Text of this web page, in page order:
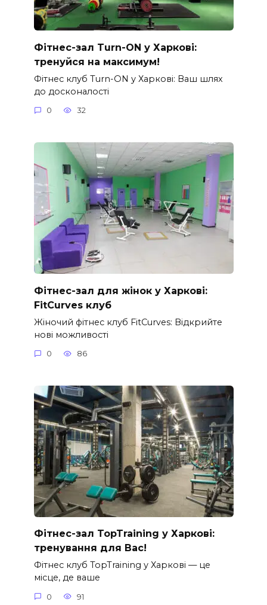
Фітнес-зал Turn-ON у Харкові:
тренуйся на максимум!
Фітнес клуб Turn-ON у Харкові: Ваш шлях
до досконалості
0 32
Фітнес-зал для жінок у Харкові:
FitCurves клуб
Жіночий фітнес клуб FitCurves: Відкрийте
нові можливості
0 86
Фітнес-зал TopTraining у Харкові:
тренування для Вас!
Фітнес клуб TopTraining у Харкові — це
місце, де ваше
0 91